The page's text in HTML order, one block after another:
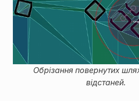
Обрізання повернутих
відстаней.